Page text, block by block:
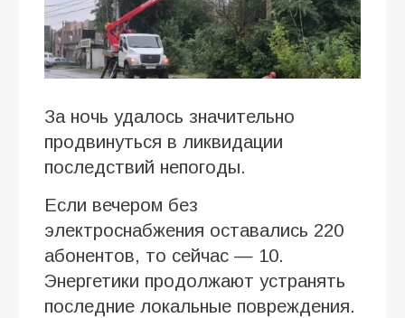
За ночь удалось значительно
продвинуться в ликвидации
последствий непогоды.
Если вечером без
электроснабжения оставались 220
абонентов, то сейчас — 10.
Энергетики продолжают устранять
последние локальные повреждения.